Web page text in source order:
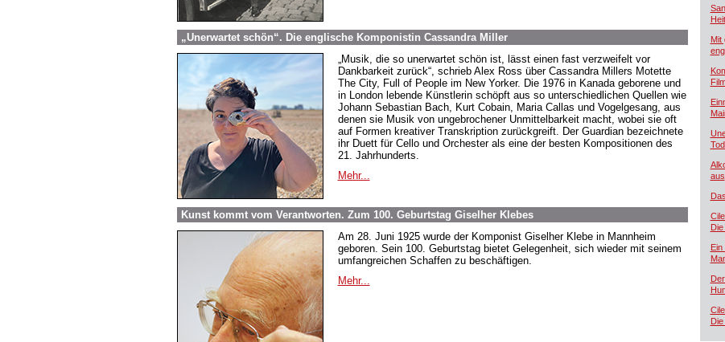
„Unerwartet schön“. Die englische Komponistin Cassandra Miller
„Musik, die so unerwartet schön ist, lässt einen fast verzweifelt vor
Dankbarkeit zurück“, schrieb Alex Ross über Cassandra Millers Motette
The City, Full of People im New Yorker. Die 1976 in Kanada geborene und
in London lebende Künstlerin schöpft aus so unterschiedlichen Quellen wie
Johann Sebastian Bach, Kurt Cobain, Maria Callas und Vogelgesang, aus
denen sie Musik von ungebrochener Unmittelbarkeit macht, wobei sie oft
auf Formen kreativer Transkription zurückgreift. Der Guardian bezeichnete
ihr Duett für Cello und Orchester als eine der besten Kompositionen des
21. Jahrhunderts.
Mehr...
Kunst kommt vom Verantworten. Zum 100. Geburtstag Giselher Klebes
Am 28. Juni 1925 wurde der Komponist Giselher Klebe in Mannheim
geboren. Sein 100. Geburtstag bietet Gelegenheit, sich wieder mit seinem
umfangreichen Schaffen zu beschäftigen.
Mehr...
Mit
aus